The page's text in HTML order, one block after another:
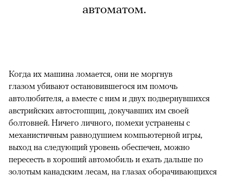
автоматом.
Когда их машина ломается, они не моргнув
глазом убивают остановившегося им помочь
автолюбителя, а вместе с ним и двух подвернувшихся
австрийских автостопщиц, докучавших им своей
болтовней. Ничего личного, помехи устранены с
механистичным равнодушием компьютерной игры,
выход на следующий уровень обеспечен, можно
пересесть в хороший автомобиль и ехать дальше по
золотым канадским лесам, на глазах оборачивающихся